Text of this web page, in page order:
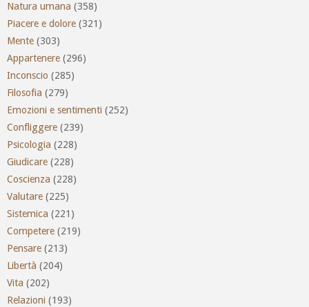
Natura umana (358)
Piacere e dolore (321)
Mente (303)
Appartenere (296)
Inconscio (285)
Filosofia (279)
Emozioni e sentimenti (252)
Confliggere (239)
Psicologia (228)
Giudicare (228)
Coscienza (228)
Valutare (225)
Sistemica (221)
Competere (219)
Pensare (213)
Libertà (204)
Vita (202)
Relazioni (193)